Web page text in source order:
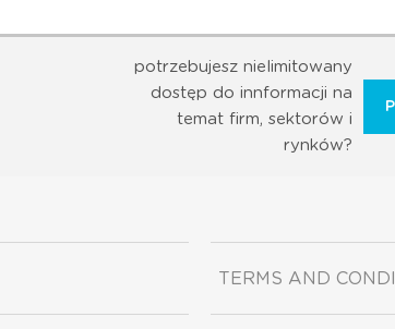
potrzebujesz nielimitowany
dostęp do innformacji na
temat firm, sektorów i
rynków?
TERMS AND